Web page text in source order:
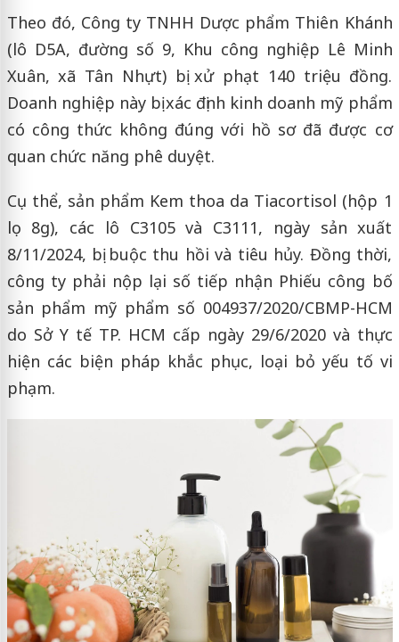
Theo đó, Công ty TNHH Dược phẩm Thiên Khánh
(lô D5A, đường số 9, Khu công nghiệp Lê Minh
Xuân, xã Tân Nhựt) bị xử phạt 140 triệu đồng.
Doanh nghiệp này bị xác định kinh doanh mỹ phẩm
có công thức không đúng với hồ sơ đã được cơ
quan chức năng phê duyệt.
Cụ thể, sản phẩm Kem thoa da Tiacortisol (hộp 1
lọ 8g), các lô C3105 và C3111, ngày sản xuất
8/11/2024, bị buộc thu hồi và tiêu hủy. Đồng thời,
công ty phải nộp lại số tiếp nhận Phiếu công bố
sản phẩm mỹ phẩm số 004937/2020/CBMP-HCM
do Sở Y tế TP. HCM cấp ngày 29/6/2020 và thực
hiện các biện pháp khắc phục, loại bỏ yếu tố vi
phạm.